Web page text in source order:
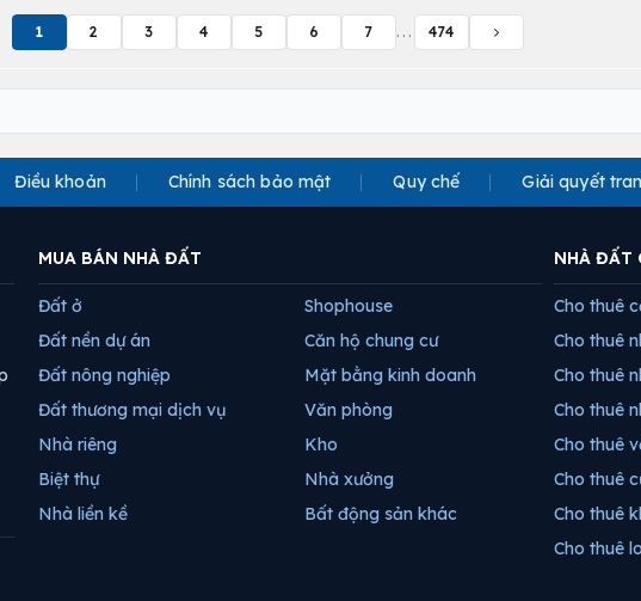
1 2 3 4 5 6 7 ... 474
Điều khoản Chính sách bảo mật Quy chế Giải quyết
MUA BÁN NHÀ ĐẤT
Đất ở
Đất nền dự án
Đất nông nghiệp
Đất thương mại dịch vụ
Nhà riêng
Biệt thự
Nhà liền kề
Shophouse
Căn hộ chung cư
Mặt bằng kinh doanh
Văn phòng
Kho
Nhà xưởng
Bất động sản khác
NHÀ ĐẤT
Cho thuê
Cho thuê
Cho thuê
Cho thuê
Cho thuê
Cho thuê
Cho thuê
Cho thuê